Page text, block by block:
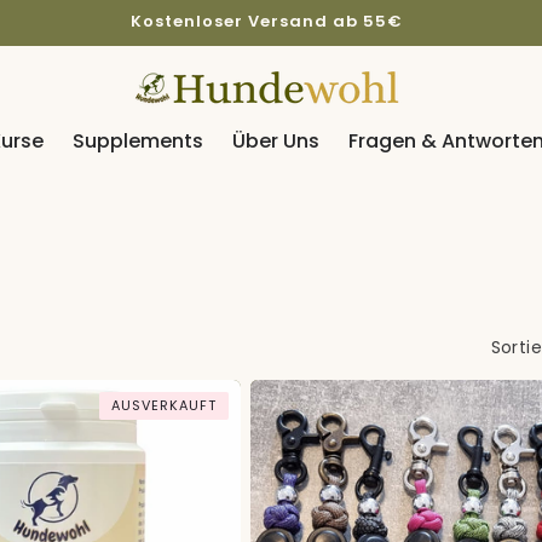
Kostenloser Versand ab 55€
Supplements Über Uns Fragen & Antworten
AUSVERKAUFT